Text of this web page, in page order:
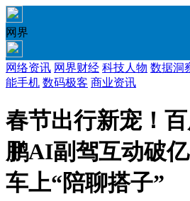
网界
网络资讯 网界财经 科技人物 数据洞
能手机 数码极客 商业资讯
春节出行新宠！
鹏AI副驾互动破
车上“陪聊搭子”